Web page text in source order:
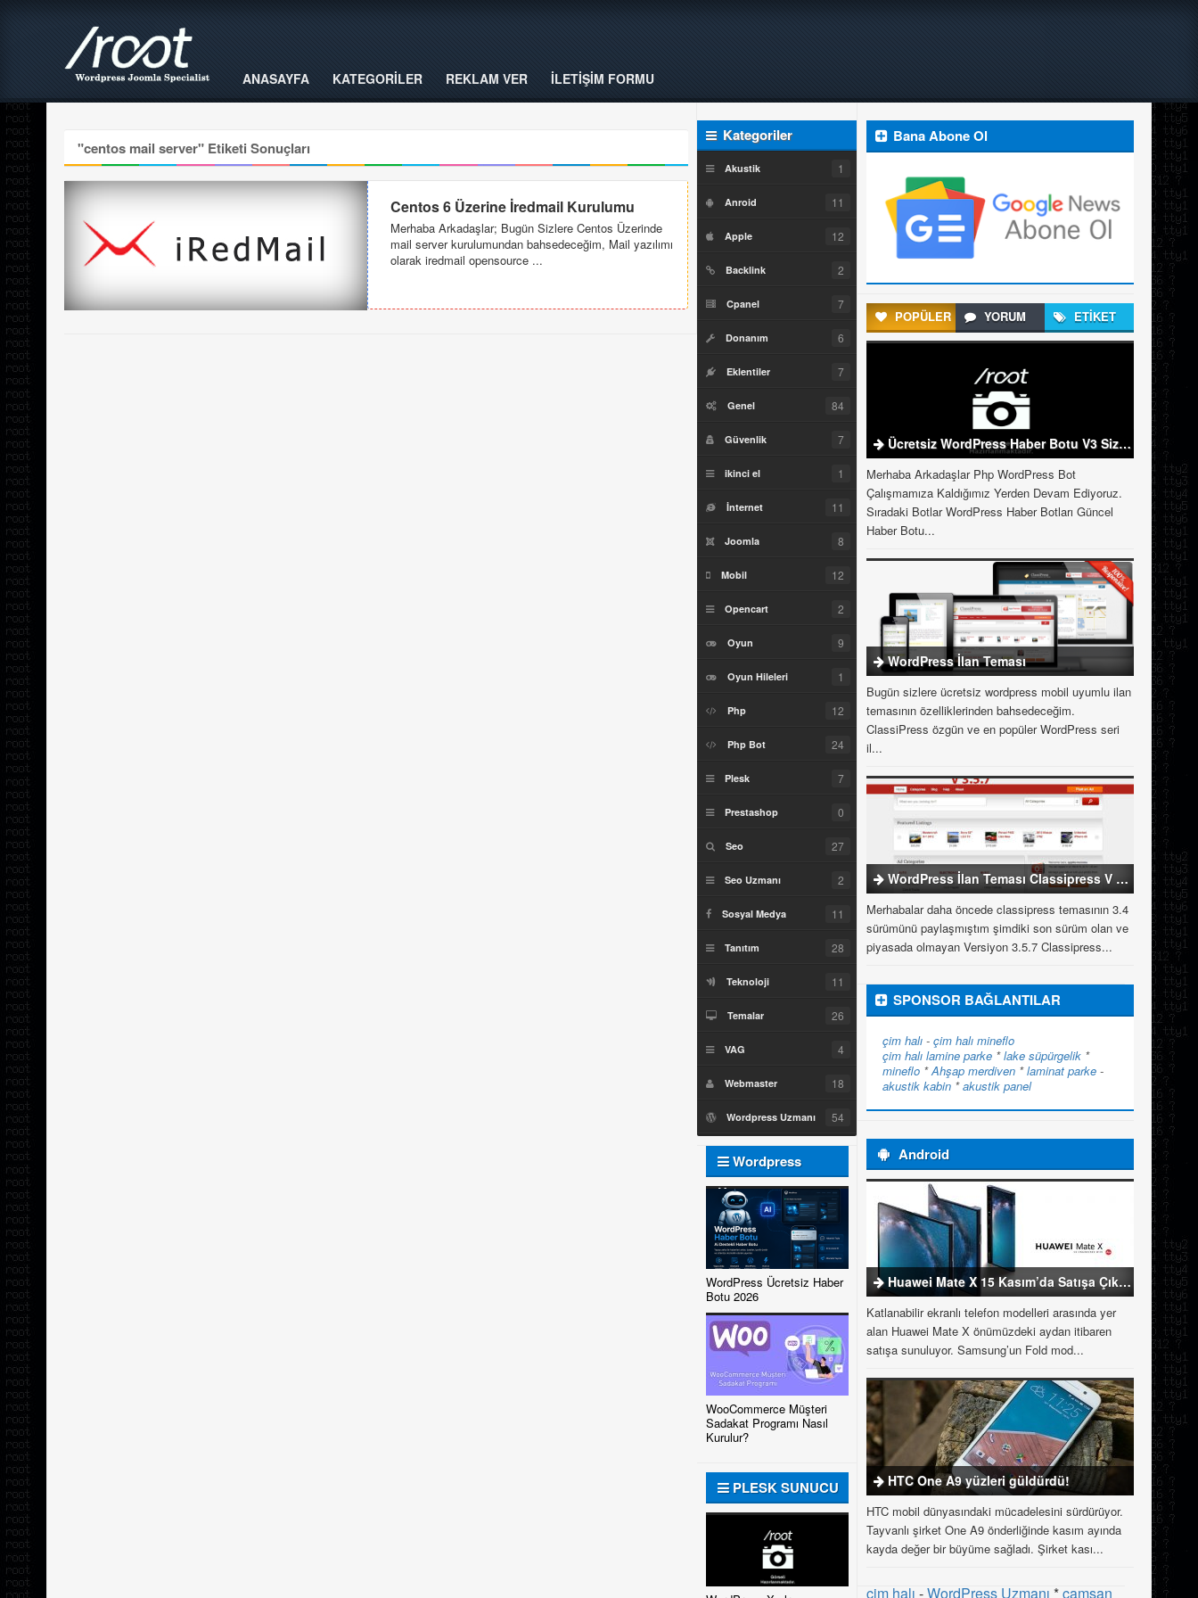
ANASAYFA KATEGORİLER REKLAM VER İLETİŞİM FORMU
"centos mail server" Etiketi Sonuçları
Centos 6 Üzerine İredmail Kurulumu
Merhaba Arkadaşlar; Bugün Sizlere Centos Üzerinde
mail server kurulumundan bahsedeceğim, Mail yazılımı
olarak iredmail opensource ...
Kategoriler
Akustik 1
Anroid 11
Apple 12
Backlink 2
Cpanel 7
Donanım 6
Eklentiler 7
Genel 84
Güvenlik 7
ikinci el 1
İnternet 11
Joomla 8
Mobil 12
Opencart 2
Oyun 9
Oyun Hileleri 1
Php 12
Php Bot 24
Plesk 7
Prestashop 0
Seo 27
Seo Uzmanı 2
Sosyal Medya 11
Tanıtım 28
Teknoloji 11
Temalar 26
VAG 4
Webmaster 18
Wordpress Uzmanı 54
Wordpress
Uzmanı
WordPress Ücretsiz Haber
Botu 2026
WooCommerce Müşteri
Sadakat Programı Nasıl
Kurulur?
PLESK SUNUCU
Bana Abone Ol
POPÜLER YORUM ETİKET
Ücretsiz WordPress Haber Botu V3 Sizlerle
Merhaba Arkadaşlar Php WordPress Bot
Çalışmamıza Kaldığımız Yerden Devam Ediyoruz.
Sıradaki Botlar WordPress Haber Botları Güncel
Haber Botu...
WordPress İlan Teması
Bugün sizlere ücretsiz wordpress mobil uyumlu ilan
temasının özelliklerinden bahsedeceğim.
ClassiPress özgün ve en popüler WordPress seri
il...
WordPress İlan Teması Classipress V 3.5.7
Merhabalar daha öncede classipress temasının 3.4
sürümünü paylaşmıştım şimdiki son sürüm olan ve
piyasada olmayan Versiyon 3.5.7 Classipress...
SPONSOR BAĞLANTILAR
çim halı - çim halı mineflo
çim halı lamine parke *lake süpürgelik *
mineflo *Ahşap merdiven *laminat parke -
akustik kabin *akustik panel
Android
Huawei Mate X 15 Kasım’da Satışa Çıkıyor
Katlanabilir ekranlı telefon modelleri arasında yer
alan Huawei Mate X önümüzdeki aydan itibaren
satışa sunuluyor. Samsung’un Fold mod...
HTC One A9 yüzleri güldürdü!
HTC mobil dünyasındaki mücadelesini sürdürüyor.
Tayvanlı şirket One A9 önderliğinde kasım ayında
kayda değer bir büyüme sağladı. Şirket kası...
çim halı -WordPress Uzmanı *çamsan